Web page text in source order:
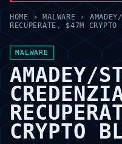
HOME › MALWARE ›
RECUPERATE, $47M CRYPTO
MALWARE
AMADEY/
CRYPTO